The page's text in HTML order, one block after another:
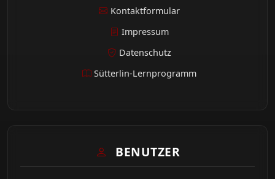
Kontaktformular
Impressum
Datenschutz
Sütterlin-Lernprogramm
BENUTZER